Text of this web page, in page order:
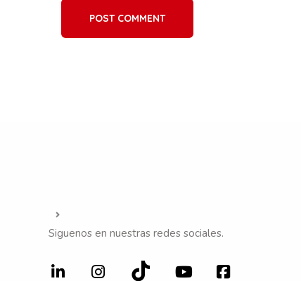
POST COMMENT
Siguenos en nuestras redes sociales.